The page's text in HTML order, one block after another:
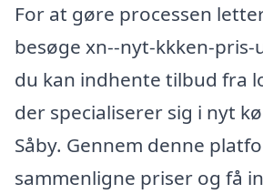
For at gøre processen
besøge xn--nyt-kkken-
du kan indhente tilbud fra
der specialiserer sig i nyt
Såby. Gennem denne
sammenligne priser og få